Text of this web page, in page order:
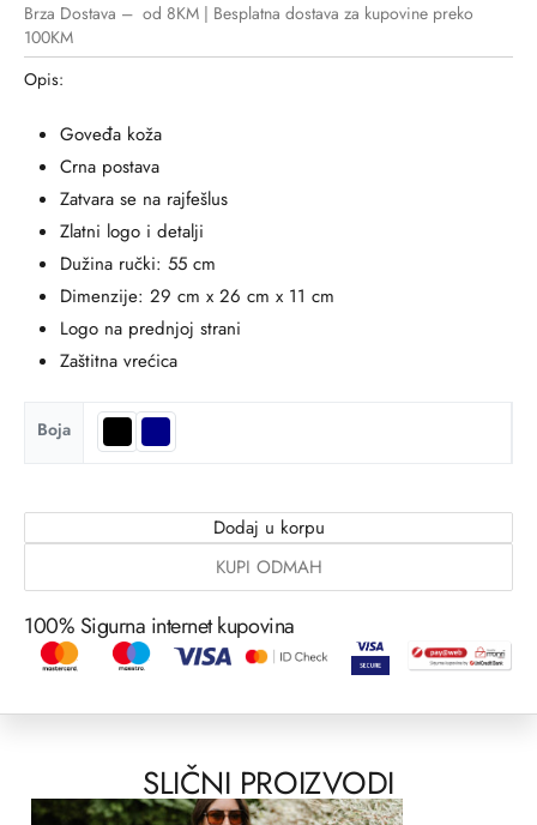
Brza Dostava – od 8KM | Besplatna dostava za kupovine preko
100KM
Opis:
Goveđa koža
Crna postava
Zatvara se na rajfešlus
Zlatni logo i detalji
Dužina ručki: 55 cm
Dimenzije: 29 cm x 26 cm x 11 cm
Logo na prednjoj strani
Zaštitna vrećica
Boja
Dodaj u korpu
KUPI ODMAH
100% Sigurna internet kupovina
SLIČNI PROIZVODI